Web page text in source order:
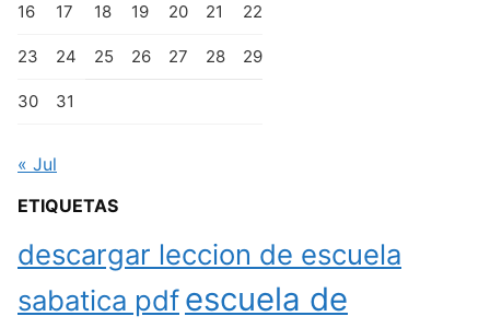
16 17 18 19 20 21 22
23 24 25 26 27 28 29
30 31
« Jul
ETIQUETAS
descargar leccion de escuela
sabatica pdfescuela de